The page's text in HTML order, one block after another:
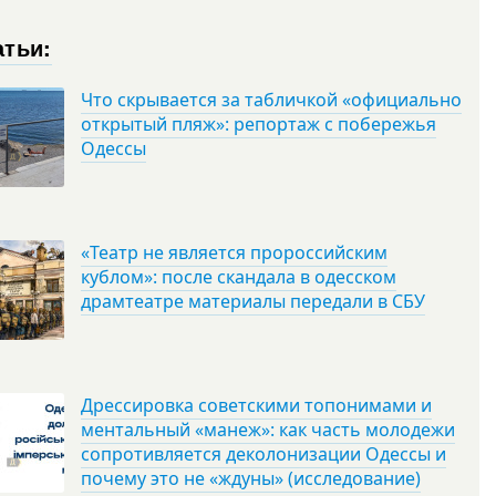
Что скрывается за табличкой «официально
открытый пляж»: репортаж с побережья
Одессы
«Театр не является пророссийским
кублом»: после скандала в одесском
драмтеатре материалы передали в СБУ
Дрессировка советскими топонимами и
ментальный «манеж»: как часть молодежи
сопротивляется деколонизации Одессы и
почему это не «ждуны» (исследование)